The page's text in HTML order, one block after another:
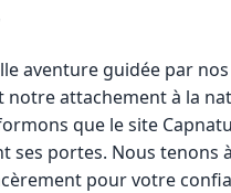
aventure guidée par
notre attachement à la
que le site
ses portes. Nous tenons
pour votre